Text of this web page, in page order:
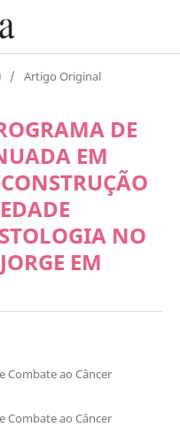
/ Artigo Original
DE
EM
NO
EM
Combate ao Câncer
Combate ao Câncer